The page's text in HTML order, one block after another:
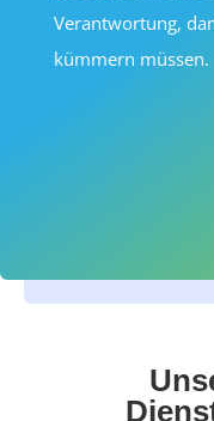
Verantwortung,
kümmern müssen.